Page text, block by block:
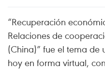
“Recuperación
Relaciones de
(China)” fue el tema de
hoy en forma virtual,